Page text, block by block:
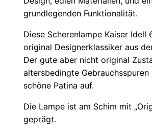
grundlegenden Funktionalität.
Diese Scherenlampe Kaiser Idell
original Designerklassiker aus
Der gute aber nicht original
altersbedingte Gebrauchsspuren
schöne Patina auf.
Die Lampe ist am Schim mit
geprägt.